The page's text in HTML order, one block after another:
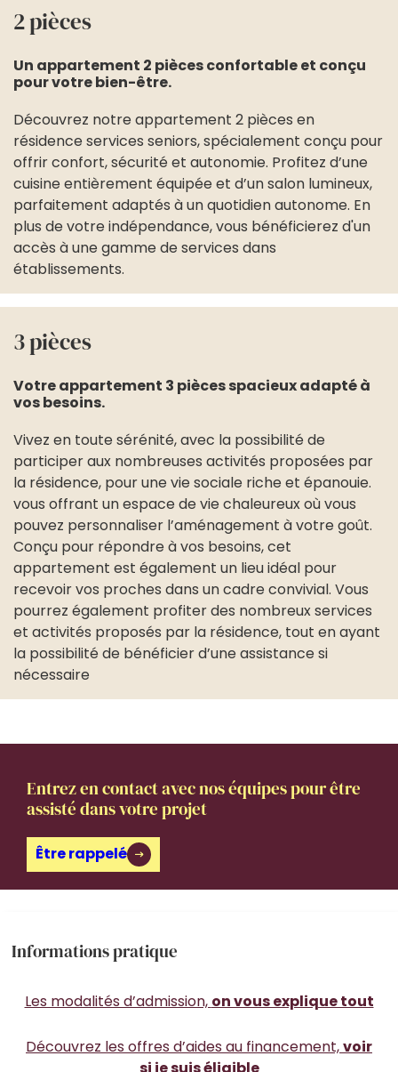
2 pièces
Un appartement 2 pièces confortable et conçu
pour votre bien-être.
Découvrez notre appartement 2 pièces en
résidence services seniors, spécialement conçu pour
offrir confort, sécurité et autonomie. Profitez d’une
cuisine entièrement équipée et d’un salon lumineux,
parfaitement adaptés à un quotidien autonome. En
plus de votre indépendance, vous bénéficierez d'un
accès à une gamme de services dans
établissements.
3 pièces
Votre appartement 3 pièces spacieux adapté à
vos besoins.
Vivez en toute sérénité, avec la possibilité de
participer aux nombreuses activités proposées par
la résidence, pour une vie sociale riche et épanouie.
vous offrant un espace de vie chaleureux où vous
pouvez personnaliser l’aménagement à votre goût.
Conçu pour répondre à vos besoins, cet
appartement est également un lieu idéal pour
recevoir vos proches dans un cadre convivial. Vous
pourrez également profiter des nombreux services
et activités proposés par la résidence, tout en ayant
la possibilité de bénéficier d’une assistance si
nécessaire
Entrez en contact avec nos équipes pour être
assisté dans votre projet
Être rappelé
Informations pratique
Les modalités d’admission, on vous explique tout
Découvrez les offres d’aides au financement,voir
si je suis éligible